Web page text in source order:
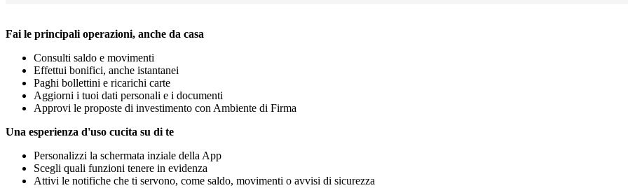
Fai le principali operazioni, anche da casa
Consulti saldo e movimenti
Effettui bonifici, anche istantanei
Paghi bollettini e ricarichi carte
Aggiorni i tuoi dati personali e i documenti
Approvi le proposte di investimento con Ambiente di Firma
Una esperienza d'uso cucita su di te
Personalizzi la schermata inziale della App
Scegli quali funzioni tenere in evidenza
Attivi le notifiche che ti servono, come saldo, movimenti o avvisi di sicurezza